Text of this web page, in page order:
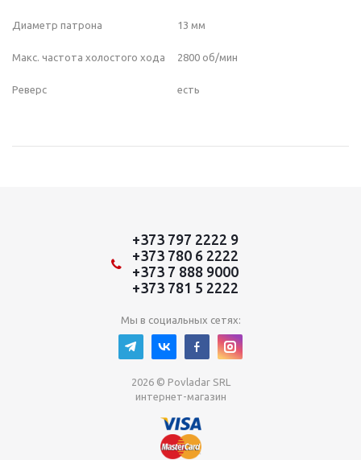
Диаметр патрона 13 мм
Макс. частота холостого хода 2800 об/мин
Реверс есть
+373 797 2222 9
+373 780 6 2222
+373 7 888 9000
+373 781 5 2222
Мы в социальных сетях:
2026 © Povladar SRL
интернет-магазин